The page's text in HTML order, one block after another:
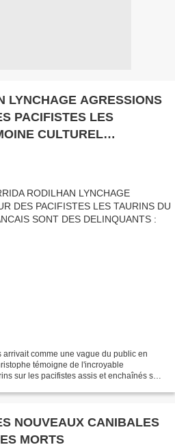
LYNCHAGE AGRESSIONS
PACIFISTES LES
CULTUREL
DELINQUANTS :
comme une vague du public en
témoigne de l'incroyable
sur les pacifistes assis et enchaînés sur
NOUVEAUX CANIBALES
MORTS